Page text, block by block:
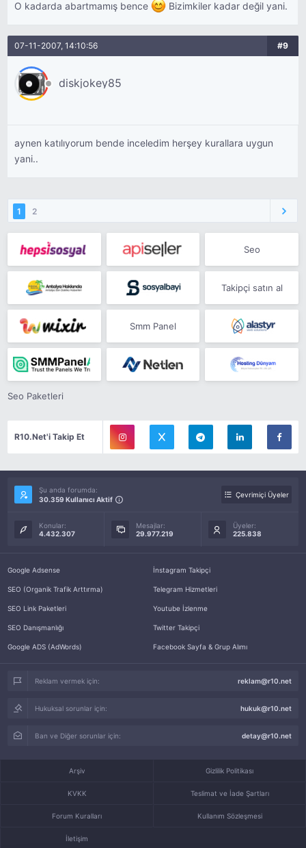
O kadarda abartmamış bence Bizimkiler kadar değil yani.
07-11-2007, 14:10:56 #9
diskjokey85
aynen katılıyorum bende inceledim herşey kurallara uygun
yani..
1 2
Seo
Takipçi satın al
Smm Panel
Seo Paketleri
R10.Net'i Takip Et
Şu anda forumda:
30.359 Kullanıcı Aktif
Çevrimiçi Üyeler
Konular:
4.432.307
Mesajlar:
29.977.219
Üyeler:
225.838
Google Adsense
SEO (Organik Trafik Arttırma)
SEO Link Paketleri
SEO Danışmanlığı
Google ADS (AdWords)
İnstagram Takipçi
Telegram Hizmetleri
Youtube İzlenme
Twitter Takipçi
Facebook Sayfa & Grup Alımı
Reklam vermek için: reklam@r10.net
Hukuksal sorunlar için: hukuk@r10.net
Ban ve Diğer sorunlar için: detay@r10.net
Arşiv Gizlilik Politikası
KVKK Teslimat ve İade Şartları
Forum Kuralları Kullanım Sözleşmesi
İletişim